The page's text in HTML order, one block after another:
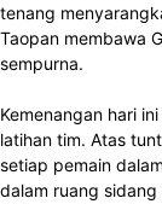
tenang
Taopan membawa
sempurna.
Kemenangan hari
latihan tim. Atas
setiap pemain
dalam ruang